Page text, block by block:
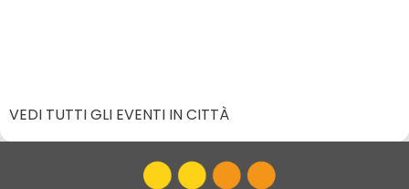
VEDI TUTTI GLI EVENTI IN CITTÀ